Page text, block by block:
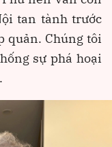
tan tành trước
quản. Chúng tôi
sự phá hoại